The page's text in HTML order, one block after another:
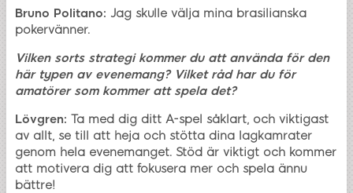
Bruno Politano: Jag skulle välja mina brasilianska
pokervänner.
Vilken sorts strategi kommer du att använda för den
här typen av evenemang? Vilket råd har du för
amatörer som kommer att spela det?
Lövgren: Ta med dig ditt A-spel såklart, och viktigast
av allt, se till att heja och stötta dina lagkamrater
genom hela evenemanget. Stöd är viktigt och kommer
att motivera dig att fokusera mer och spela ännu
bättre!